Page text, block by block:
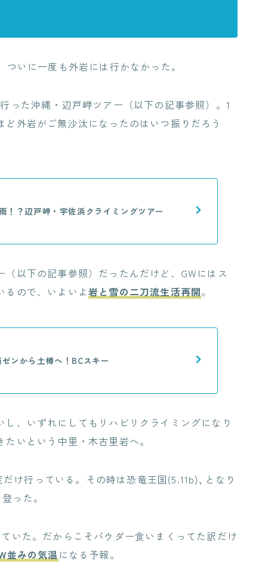
いに一度も外岩には行かなかった。
った沖縄・辺戸岬ツアー（以下の記事参照）。1
外岩がご無沙汰になったのはいつ振りだろう
！？辺戸岬・宇佐浜クライミングツアー
以下の記事参照）だったんだけど、GWにはス
るので、いよいよ岩と雪の二刀流生活再開。
ゼンから土樽へ！BCスキー
、いずれにしてもリハビリクライミングになり
いという中里・木古里岩へ。
け行っている。その時は恐竜王国(5.11b), となり
った。
いた。だからこそパウダー食いまくってた訳だけ
並みの気温 になる予報。